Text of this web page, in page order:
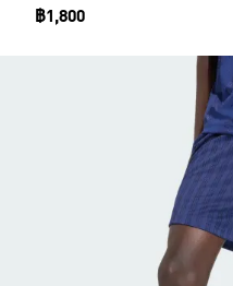
ราคา
฿1,800